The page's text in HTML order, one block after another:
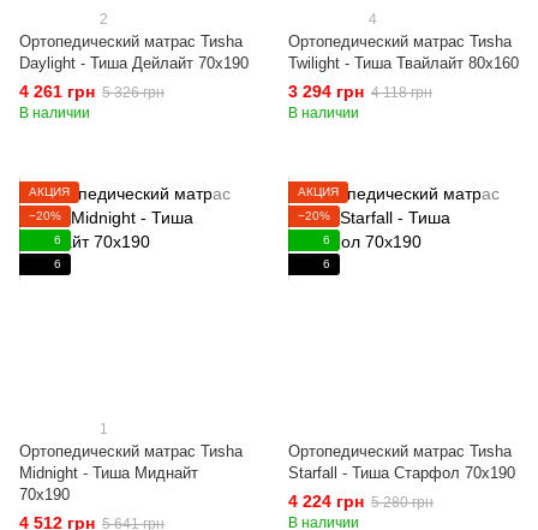
2
Ортопедический матрас Тиshа
Daylight - Тиша Дейлайт 70x190
4 261 грн 5 326 грн
В наличии
4
Ортопедический матрас Тиshа
Twilight - Тиша Твайлайт 80x160
3 294 грн 4 118 грн
В наличии
АКЦИЯ
−20%
6
6
1
Ортопедический матрас Тиshа
Midnight - Тиша Миднайт
70x190
4 512 грн 5 641 грн
АКЦИЯ
−20%
6
6
Ортопедический матрас Тиshа
Starfall - Тиша Старфол 70x190
4 224 грн 5 280 грн
В наличии